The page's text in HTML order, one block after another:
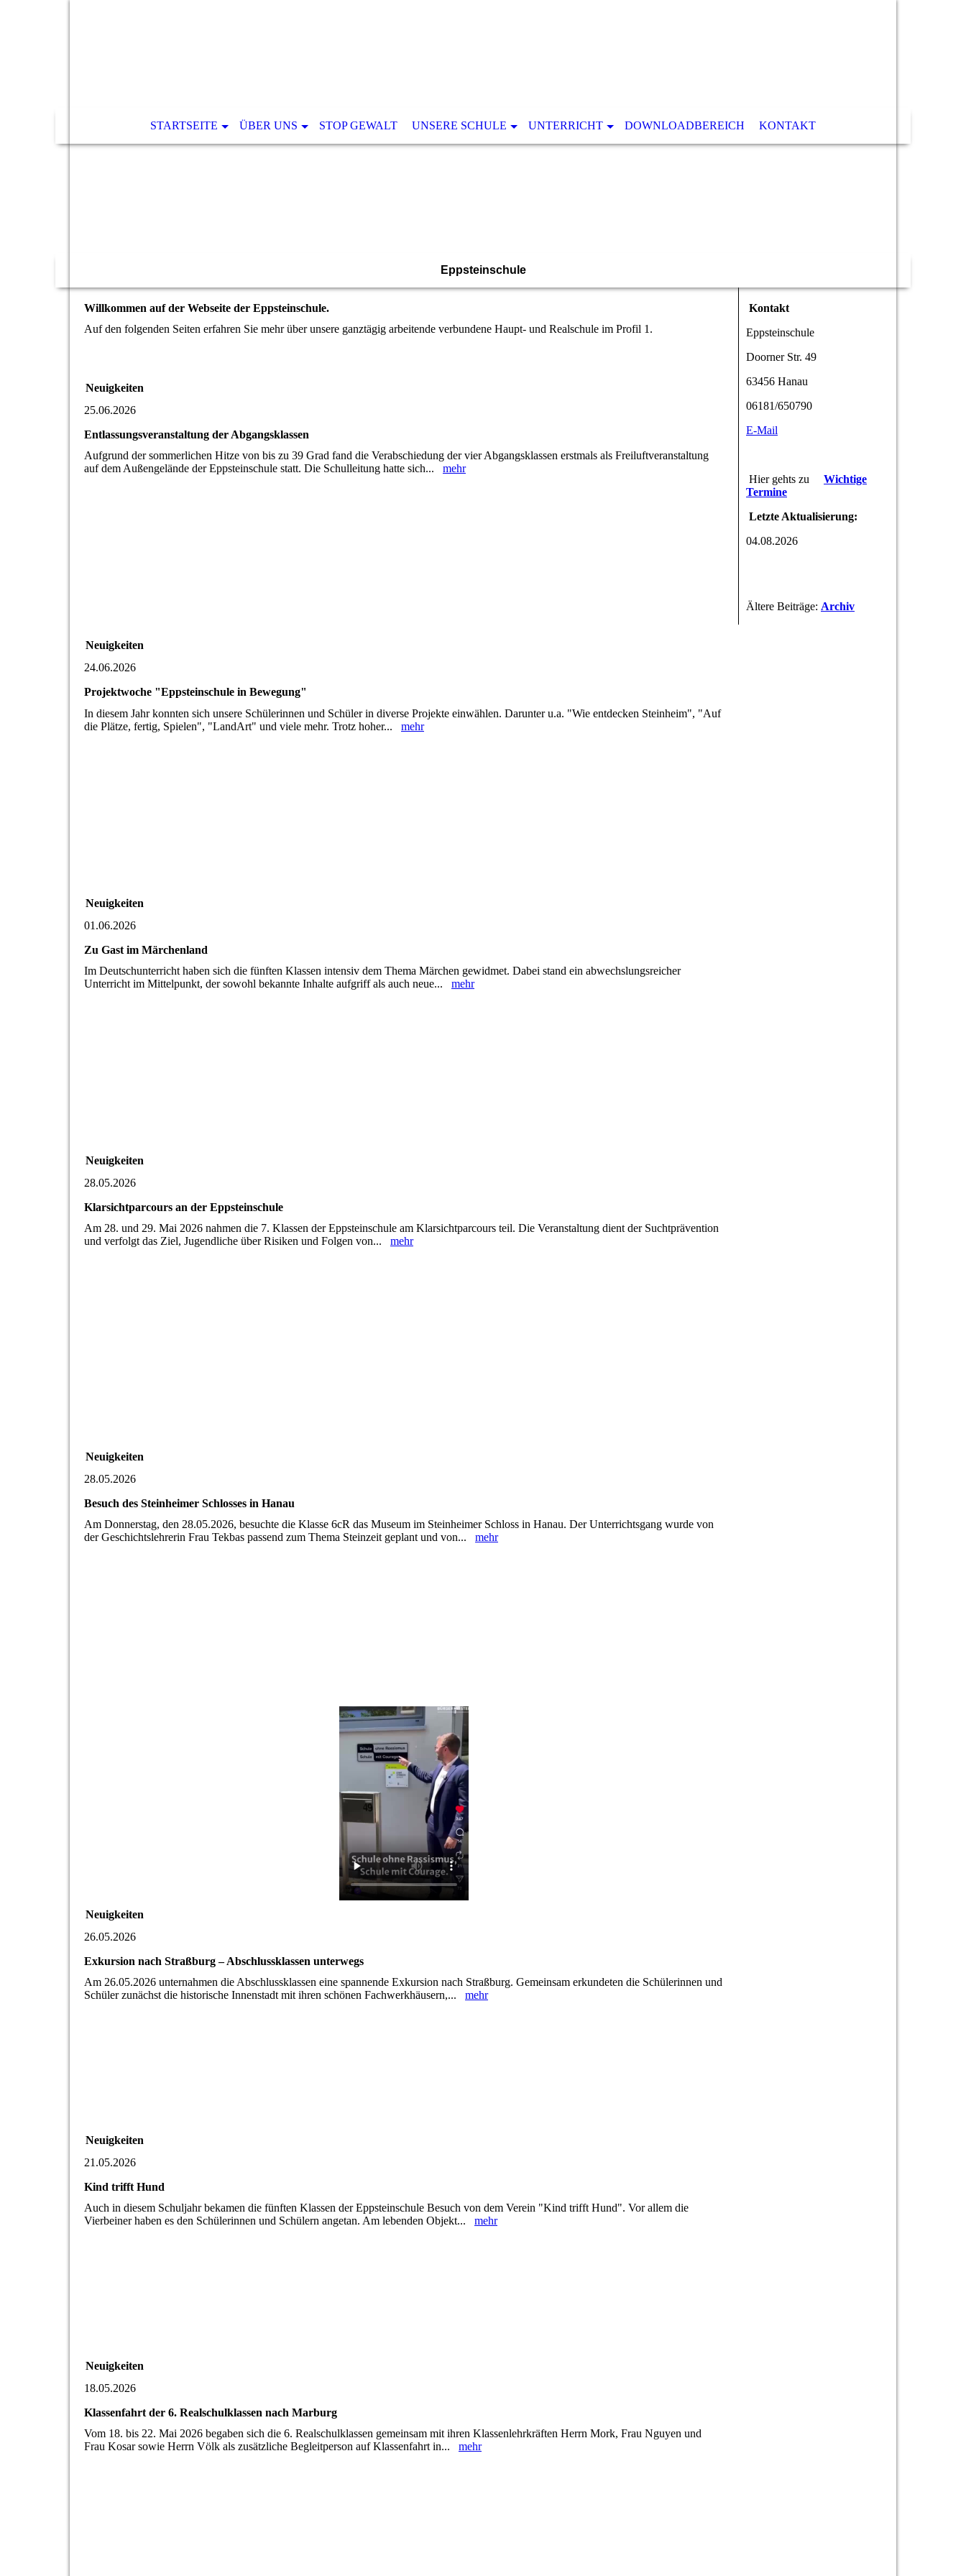
STARTSEITE ÜBER UNS STOP GEWALT UNSERE SCHULE UNTERRICHT DOWNLOADBEREICH KONTAKT
Eppsteinschule
Willkommen auf der Webseite der Eppsteinschule.
Auf den folgenden Seiten erfahren Sie mehr über unsere ganztägig arbeitende verbundene Haupt- und Realschule im Profil 1.
Neuigkeiten
25.06.2026
Entlassungsveranstaltung der Abgangsklassen
Aufgrund der sommerlichen Hitze von bis zu 39 Grad fand die Verabschiedung der vier Abgangsklassen erstmals als Freiluftveranstaltung
auf dem Außengelände der Eppsteinschule statt. Die Schulleitung hatte sich... mehr
Neuigkeiten
24.06.2026
Projektwoche "Eppsteinschule in Bewegung"
In diesem Jahr konnten sich unsere Schülerinnen und Schüler in diverse Projekte einwählen. Darunter u.a. "Wie entdecken Steinheim", "Auf
die Plätze, fertig, Spielen", "LandArt" und viele mehr. Trotz hoher... mehr
Neuigkeiten
01.06.2026
Zu Gast im Märchenland
Im Deutschunterricht haben sich die fünften Klassen intensiv dem Thema Märchen gewidmet. Dabei stand ein abwechslungsreicher
Unterricht im Mittelpunkt, der sowohl bekannte Inhalte aufgriff als auch neue... mehr
Neuigkeiten
28.05.2026
Klarsichtparcours an der Eppsteinschule
Am 28. und 29. Mai 2026 nahmen die 7. Klassen der Eppsteinschule am Klarsichtparcours teil. Die Veranstaltung dient der Suchtprävention
und verfolgt das Ziel, Jugendliche über Risiken und Folgen von... mehr
Neuigkeiten
28.05.2026
Besuch des Steinheimer Schlosses in Hanau
Am Donnerstag, den 28.05.2026, besuchte die Klasse 6cR das Museum im Steinheimer Schloss in Hanau. Der Unterrichtsgang wurde von
der Geschichtslehrerin Frau Tekbas passend zum Thema Steinzeit geplant und von... mehr
Neuigkeiten
26.05.2026
Exkursion nach Straßburg – Abschlussklassen unterwegs
Am 26.05.2026 unternahmen die Abschlussklassen eine spannende Exkursion nach Straßburg. Gemeinsam erkundeten die Schülerinnen und
Schüler zunächst die historische Innenstadt mit ihren schönen Fachwerkhäusern,... mehr
Neuigkeiten
21.05.2026
Kind trifft Hund
Auch in diesem Schuljahr bekamen die fünften Klassen der Eppsteinschule Besuch von dem Verein "Kind trifft Hund". Vor allem die
Vierbeiner haben es den Schülerinnen und Schülern angetan. Am lebenden Objekt... mehr
Neuigkeiten
18.05.2026
Klassenfahrt der 6. Realschulklassen nach Marburg
Vom 18. bis 22. Mai 2026 begaben sich die 6. Realschulklassen gemeinsam mit ihren Klassenlehrkräften Herrn Mork, Frau Nguyen und
Frau Kosar sowie Herrn Völk als zusätzliche Begleitperson auf Klassenfahrt in... mehr
Kontakt
Eppsteinschule
Doorner Str. 49
63456 Hanau
06181/650790
E-Mail
Hier gehts zu Wichtige
Termine
Letzte Aktualisierung:
04.08.2026
Ältere Beiträge: Archiv